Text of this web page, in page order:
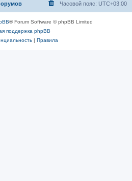
Часовой пояс: UTC+03:00
® Forum Software © phpBB Limited
поддержка phpBB
| Правила